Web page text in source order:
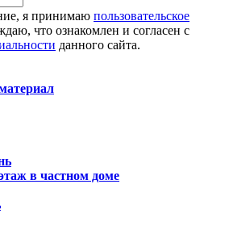
я принимаю пользовательское
что ознакомлен и согласен с
данного сайта.
в частном доме